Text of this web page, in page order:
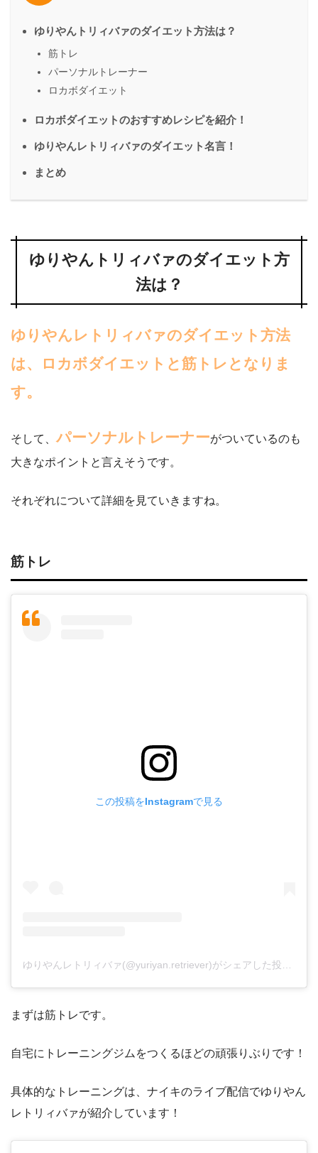
ゆりやんトリィバァのダイエット方法は？
筋トレ
パーソナルトレーナー
ロカボダイエット
ロカボダイエットのおすすめレシピを紹介！
ゆりやんレトリィバァのダイエット名言！
まとめ
ゆりやんトリィバァのダイエット方
法は？
ゆりやんレトリィバァのダイエット方法
は、ロカボダイエットと筋トレとなりま
す。
そして、パーソナルトレーナーがついているのも
大きなポイントと言えそうです。
それぞれについて詳細を見ていきますね。
筋トレ
この投稿をInstagramで見る
ゆりやんレトリィバァ(@yuriyan.retriever)がシェアした投稿
まずは筋トレです。
自宅にトレーニングジムをつくるほどの頑張りぶりです！
具体的なトレーニングは、ナイキのライブ配信でゆりやん
レトリィバァが紹介しています！